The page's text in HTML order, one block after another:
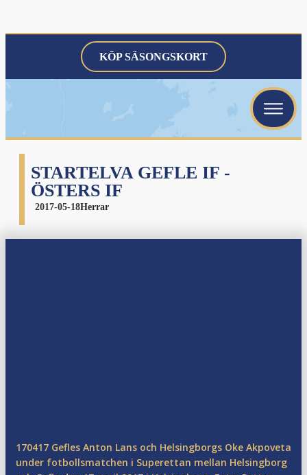
KÖP SÄSONGSKORT
STARTELVA GEFLE IF -
ÖSTERS IF
2017-05-18Herrar
170417 Gefles Anton Lans och Helsingborgs Oke Akpoveta
under fotbollsmatchen i Superettan mellan Helsingborg